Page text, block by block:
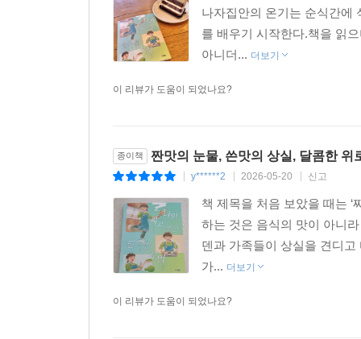
나자집안의 온기는 순식간에
를 배우기 시작한다.책을 읽
아니더... 더보기
이 리뷰가 도움이 되었나요?
종이책 짠맛의 눈물, 쓴맛의 상실, 달콤한 위
y******2 2026-05-20 신고
책 제목을 처음 보았을 때는
하는 것은 음식의 맛이 아니
덴과 가족들이 상실을 견디
가... 더보기
이 리뷰가 도움이 되었나요?